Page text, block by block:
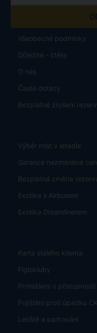
Všeobecné podmínky
Důležité - čtěte
O nás
Časté dotazy
Bezplatné zrušení
Výběr míst v letadle
Garance nezměněné
Bezplatná změna
Exotika s Airbusem
Exotika Dreamlinerem
Karta stálého klienta
Figlokluby
Prohlášení o přístupnosti
Pojištění proti úpadku
Letiště a parkování